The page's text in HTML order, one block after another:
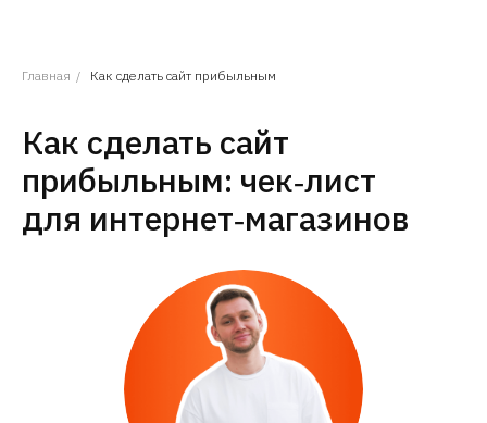
Главная / Как сделать сайт прибыльным
БРЕНДИНГ
ЛОГОТИП И ФИРМЕННЫЙ
ПРЕДПРОЕКТНОЕ
ОБСЛЕДОВАНИЕ (ППО)
АУДИТ САЙТА
КОНТЕКСТНАЯ РЕКЛАМА
// ПРОДВИЖЕНИЕ
// РАЗРАБОТКА САЙТА
О СТУДИИ
ПРЕСС-ЦЕНТР
РАЗРАБОТКА СЛОЖНЫХ
Как сделать сайт
прибыльным: чек‑лист
для интернет‑магазинов